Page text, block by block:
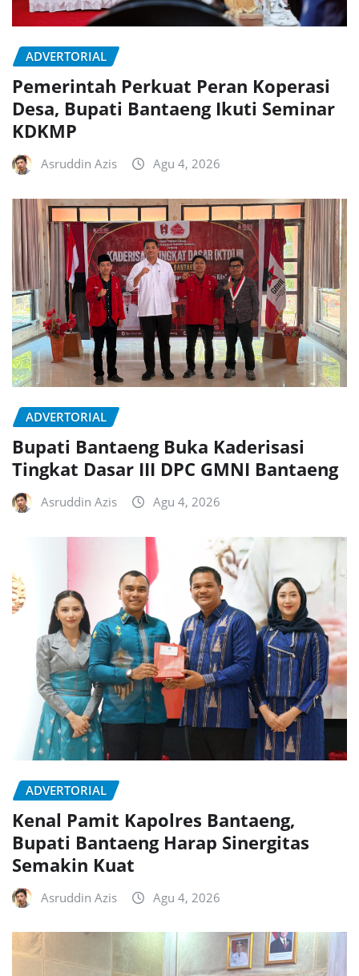
ADVERTORIAL
Pemerintah Perkuat Peran Koperasi
Desa, Bupati Bantaeng Ikuti Seminar
KDKMP
Asruddin Azis Agu 4, 2026
ADVERTORIAL
Bupati Bantaeng Buka Kaderisasi
Tingkat Dasar III DPC GMNI Bantaeng
Asruddin Azis Agu 4, 2026
ADVERTORIAL
Kenal Pamit Kapolres Bantaeng,
Bupati Bantaeng Harap Sinergitas
Semakin Kuat
Asruddin Azis Agu 4, 2026